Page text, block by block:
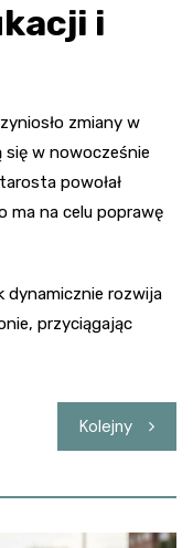
i
zmiany w
się w nowocześnie
powołał
ma na celu poprawę
dynamicznie rozwija
przyciągając
Kolejny